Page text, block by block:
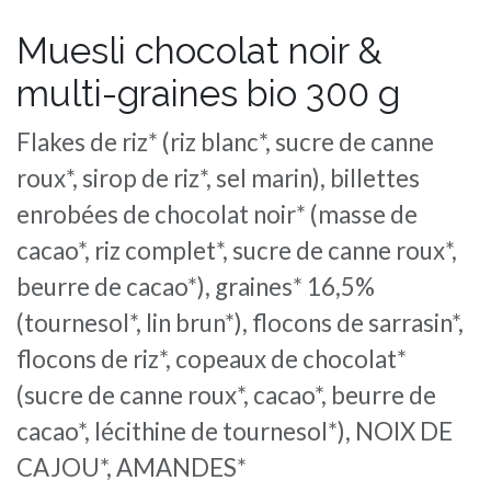
Muesli chocolat noir &
multi-graines bio 300 g
Flakes de riz* (riz blanc*, sucre de canne
roux*, sirop de riz*, sel marin), billettes
enrobées de chocolat noir* (masse de
cacao*, riz complet*, sucre de canne roux*,
beurre de cacao*), graines* 16,5%
(tournesol*, lin brun*), flocons de sarrasin*,
flocons de riz*, copeaux de chocolat*
(sucre de canne roux*, cacao*, beurre de
cacao*, lécithine de tournesol*), NOIX DE
CAJOU*, AMANDES*